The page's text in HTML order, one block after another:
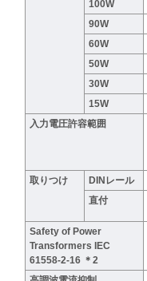
100W
90W
60W
50W
30W
15W
入力電圧許容範囲
取りつけ DINレール
直付
Safety of Power
Transformers IEC
61558-2-16 ＊2